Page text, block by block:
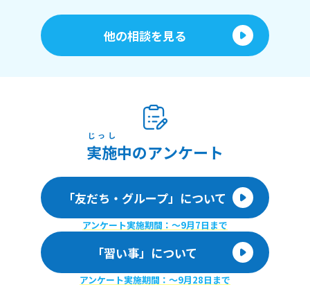
他の相談を見る
実施
じっし
中のアンケート
「友だち・グループ」について
アンケート実施期間：〜9月7日まで
「習い事」について
アンケート実施期間：〜9月28日まで